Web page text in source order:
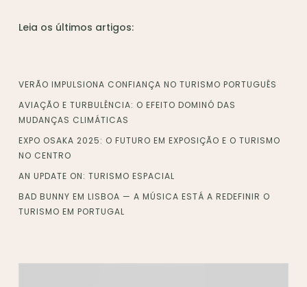
Leia os últimos artigos:
VERÃO IMPULSIONA CONFIANÇA NO TURISMO PORTUGUÊS
AVIAÇÃO E TURBULÊNCIA: O EFEITO DOMINÓ DAS
MUDANÇAS CLIMÁTICAS
EXPO OSAKA 2025: O FUTURO EM EXPOSIÇÃO E O TURISMO
NO CENTRO
AN UPDATE ON: TURISMO ESPACIAL
BAD BUNNY EM LISBOA — A MÚSICA ESTÁ A REDEFINIR O
TURISMO EM PORTUGAL